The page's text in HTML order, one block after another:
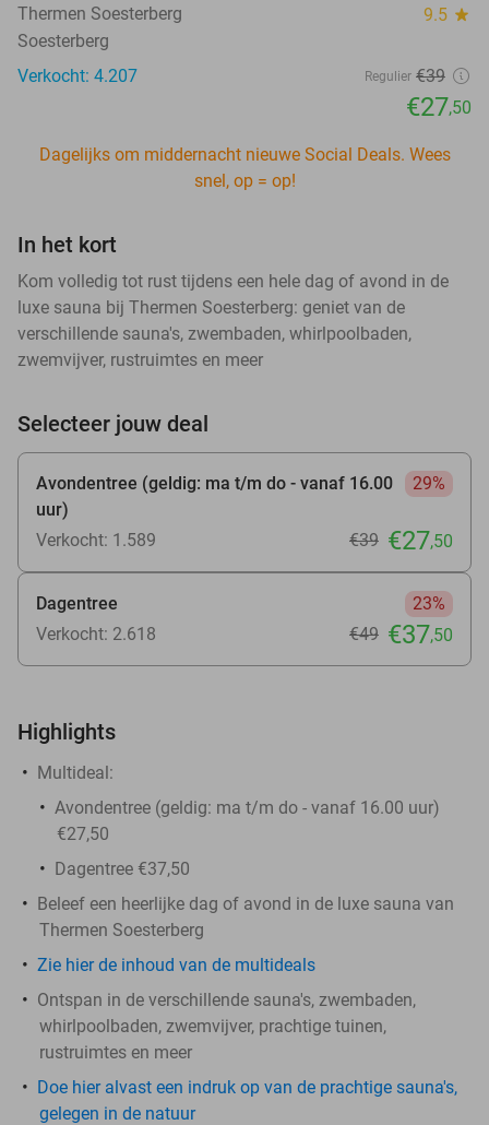
Thermen Soesterberg 9.5 star
Soesterberg
Verkocht: 4.207
Regulier €39
€27,50
Dagelijks om middernacht nieuwe Social Deals. Wees
snel, op = op!
In het kort
Kom volledig tot rust tijdens een hele dag of avond in de
luxe sauna bij Thermen Soesterberg: geniet van de
verschillende sauna's, zwembaden, whirlpoolbaden,
zwemvijver, rustruimtes en meer
Selecteer jouw deal
Avondentree (geldig: ma t/m do - vanaf 16.00
uur)
29%
Verkocht: 1.589 €39 €27,50
Dagentree
23%
Verkocht: 2.618
€49 €37,50
Highlights
Multideal:
Avondentree (geldig: ma t/m do - vanaf 16.00 uur)
€27,50
Dagentree €37,50
Beleef een heerlijke dag of avond in de luxe sauna van
Thermen Soesterberg
Zie hier de inhoud van de multideals
Ontspan in de verschillende sauna's, zwembaden,
whirlpoolbaden, zwemvijver, prachtige tuinen,
rustruimtes en meer
Doe hier alvast een indruk op van de prachtige sauna's,
gelegen in de natuur